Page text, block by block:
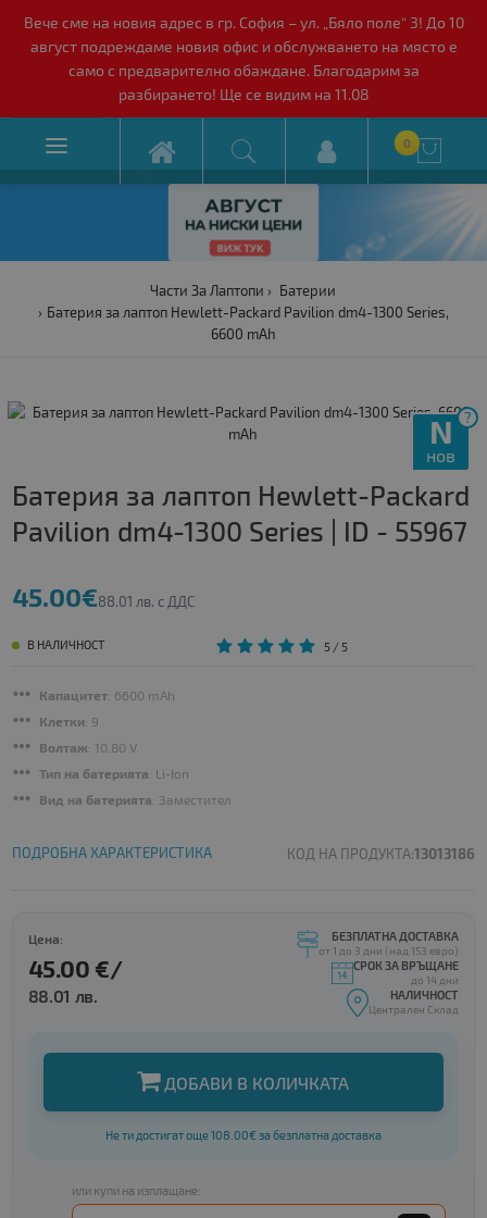
Вече сме на новия адрес в гр. София – ул. „Бяло поле“ 3! До 10
август подреждаме новия офис и обслужването на място е
само с предварително обаждане. Благодарим за
разбирането! Ще се видим на 11.08
 0 
Части За Лаптопи
Батерии
Батерия за лаптоп Hewlett-Packard Pavilion dm4-1300 Series,
6600 mAh
?
N
нов
Батерия за лаптоп Hewlett-Packard
Pavilion dm4-1300 Series | ID - 55967
45.00€88.01 лв. с ДДС
В НАЛИЧНОСТ 5/ 5
Капацитет: 6600 mAh
Клетки: 9
Волтаж: 10.80 V
Тип на батерията: Li-Ion
Вид на батерията: Заместител
ПОДРОБНА ХАРАКТЕРИСТИКА КОД НА ПРОДУКТА:13013186
Цена:
45.00 €/
88.01 лв.
БЕЗПЛАТНА ДОСТАВКА
от 1 до 3 дни (над 153 евро)
СРОК ЗА ВРЪЩАНЕ
до 14 дни
НАЛИЧНОСТ
Централен Склад
ДОБАВИ В КОЛИЧКАТА
Не ти достигат още 108.00€ за безплатна доставка
или купи на изплащане: